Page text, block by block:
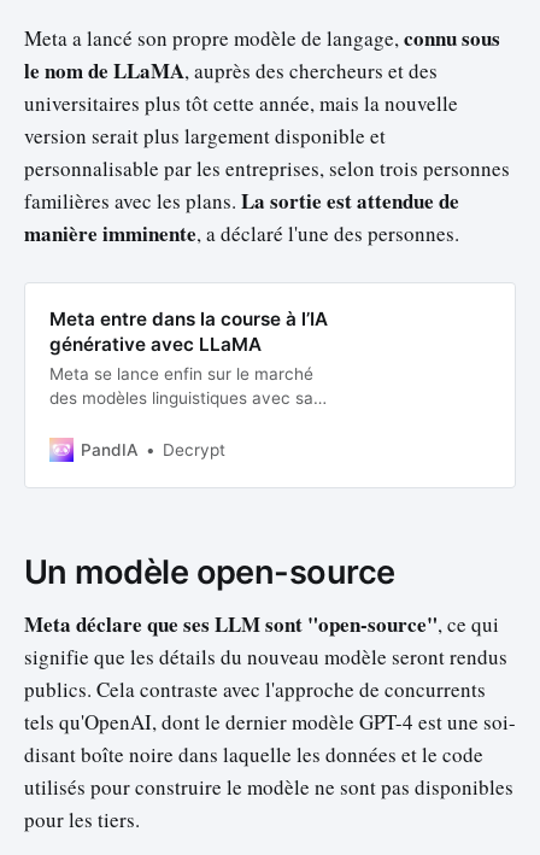
Meta a lancé son propre modèle de langage, connu sous
le nom de LLaMA, auprès des chercheurs et des
universitaires plus tôt cette année, mais la nouvelle
version serait plus largement disponible et
personnalisable par les entreprises, selon trois personnes
familières avec les plans. La sortie est attendue de
manière imminente, a déclaré l'une des personnes.
Meta entre dans la course à l’IA
générative avec LLaMA
Meta se lance enfin sur le marché
des modèles linguistiques avec sa
LLaMA.PandIA Decrypt
Un modèle open-source
Meta déclare que ses LLM sont "open-source", ce qui
signifie que les détails du nouveau modèle seront rendus
publics. Cela contraste avec l'approche de concurrents
tels qu'OpenAI, dont le dernier modèle GPT-4 est une soi-
disant boîte noire dans laquelle les données et le code
utilisés pour construire le modèle ne sont pas disponibles
pour les tiers.